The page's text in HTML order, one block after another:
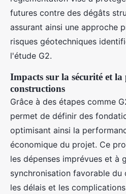
futures contre des dégâts
assurant ainsi une approche
risques géotechniques
l'étude G2.
Impacts sur la sécurité et la
constructions
Grâce à des étapes comme
permet de définir des
optimisant ainsi la
économique du projet. Ce
les dépenses imprévues et à
synchronisation favorable du
les délais et les